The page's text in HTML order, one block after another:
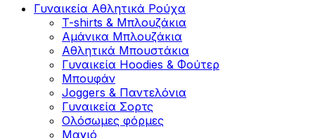
Γυναικεία Αθλητικά Ρούχα
T-shirts & Μπλουζάκια
Αμάνικα Μπλουζάκια
Aθλητικά Μπουστάκια
Γυναικεία Hoodies & Φούτερ
Μπουφάν
Joggers & Παντελόνια
Γυναικεία Σορτς
Ολόσωμες φόρμες
Μαγιό